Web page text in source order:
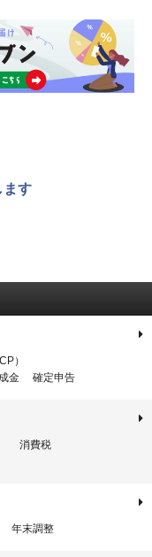
ます
）
金 確定申告
消費税
年末調整